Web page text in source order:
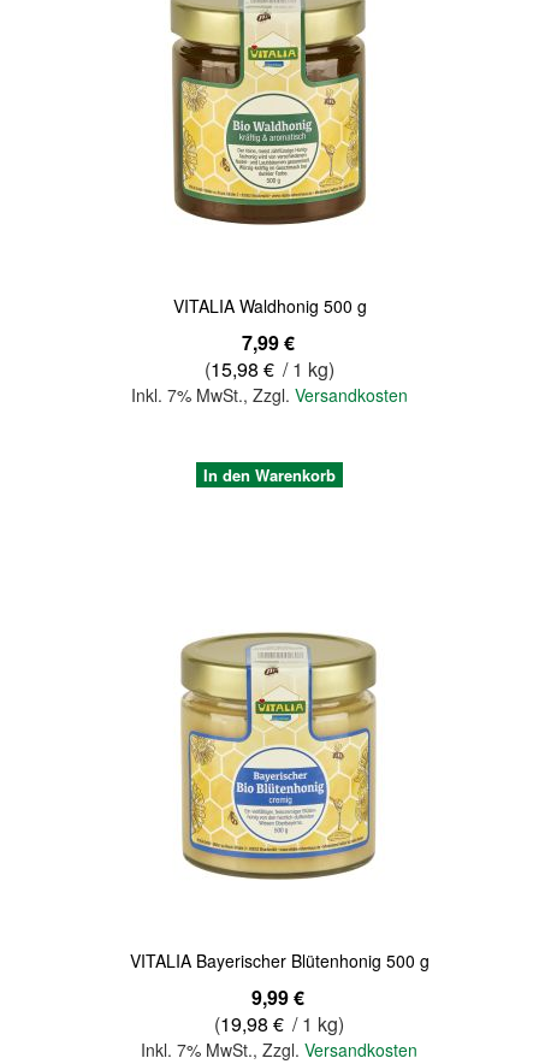
VITALIA Waldhonig 500 g
7,99 €
(15,98 € / 1 kg)
Inkl. 7% MwSt., Zzgl. Versandkosten
In den Warenkorb
VITALIA Bayerischer Blütenhonig 500 g
9,99 €
(19,98 € / 1 kg)
Inkl. 7% MwSt.,Zzgl.Versandkosten